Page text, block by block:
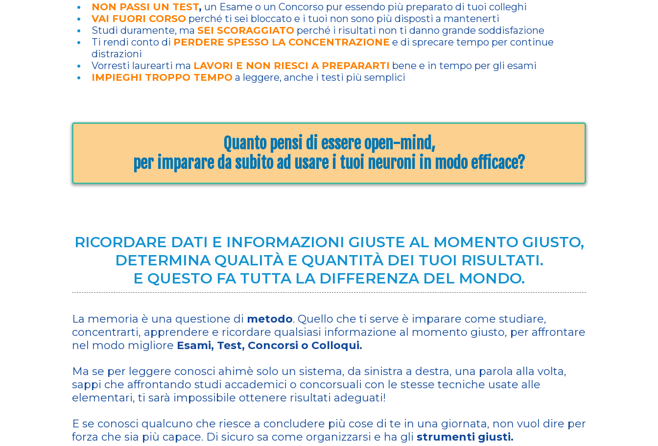
NON PASSI UN TEST, un Esame o un Concorso pur essendo più preparato di tuoi colleghi
VAI FUORI CORSO perché ti sei bloccato e i tuoi non sono più disposti a mantenerti
​Studi duramente, ma SEI SCORAGGIATO perché i risultati non ti danno grande soddisfazione
​Ti rendi conto di PERDERE SPESSO LA CONCENTRAZIONE e di sprecare tempo per continue
distrazioni
​Vorresti laurearti ma LAVORI E NON RIESCI A PREPARARTI bene e in tempo per gli esami
IMPIEGHI TROPPO TEMPO a leggere, anche i testi più semplici
Quanto pensi di essere open-mind,
per imparare da subito ad usare i tuoi neuroni in modo efficace?
RICORDARE DATI E INFORMAZIONI GIUSTE AL MOMENTO GIUSTO,
DETERMINA QUALITÀ E QUANTITÀ DEI TUOI RISULTATI.
E QUESTO FA TUTTA LA DIFFERENZA DEL MONDO.
La memoria è una questione di metodo. Quello che ti serve è imparare come studiare,
concentrarti, apprendere e ricordare qualsiasi informazione al momento giusto, per affrontare
nel modo migliore Esami, Test, Concorsi o Colloqui.
Ma se per leggere conosci ahimè solo un sistema, da sinistra a destra, una parola alla volta,
sappi che affrontando studi accademici o concorsuali con le stesse tecniche usate alle
elementari, ti sarà impossibile ottenere risultati adeguati!
E se conosci qualcuno che riesce a concludere più cose di te in una giornata, non vuol dire per
forza che sia più capace. Di sicuro sa come organizzarsi e ha gli strumenti giusti.